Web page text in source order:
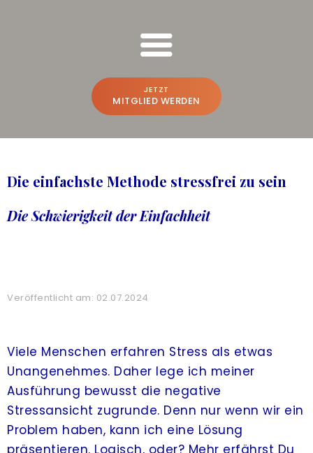
JETZT
MITGLIED WERDEN
FREESPIRIT ONLINE SCHULUNGEN
Bruno Würtenberger & Aline N. Brandstetter
BEWUSSTSEINS-VLOG
PREMIUM-PLATTFORM
ALLE ANGEBOTE
& UNTERSTÜTZUNG
COMMUNITY
Die einfachste Methode stressfrei zu sein
Die Schwierigkeit der Einfachheit
Veröffentlicht am: 02.07.2024
Viele Menschen erfahren Stress als etwas
Unangenehmes. Daher lege ich meiner
Ausführung bewusst die negative
Stressansicht zugrunde. Denn nur wenn wir ein
Problem haben, kann ich eine Lösung
präsentieren. Logisch, oder? Mehr erfährst Du